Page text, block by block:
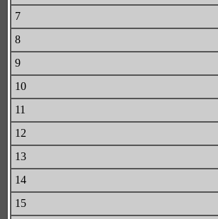
7
8
9
10
11
12
13
14
15